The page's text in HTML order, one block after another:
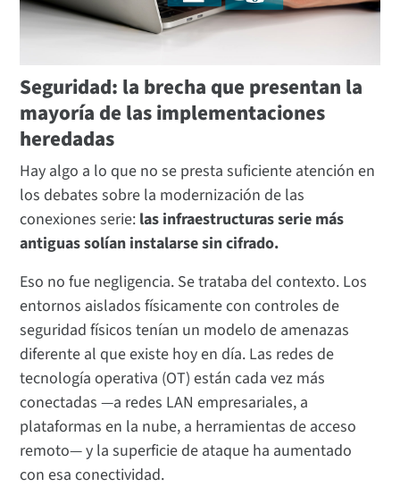
Seguridad: la brecha que presentan la
mayoría de las implementaciones
heredadas
Hay algo a lo que no se presta suficiente atención en
los debates sobre la modernización de las
conexiones serie: las infraestructuras serie más
antiguas solían instalarse sin cifrado.
Eso no fue negligencia. Se trataba del contexto. Los
entornos aislados físicamente con controles de
seguridad físicos tenían un modelo de amenazas
diferente al que existe hoy en día. Las redes de
tecnología operativa (OT) están cada vez más
conectadas —a redes LAN empresariales, a
plataformas en la nube, a herramientas de acceso
remoto— y la superficie de ataque ha aumentado
con esa conectividad.